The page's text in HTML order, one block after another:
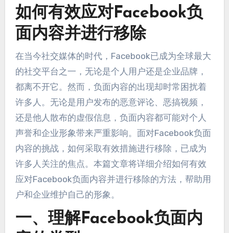
如何有效应对Facebook负
面内容并进行移除
在当今社交媒体的时代，Facebook已成为全球最大
的社交平台之一，无论是个人用户还是企业品牌，
都离不开它。然而，负面内容的出现却时常困扰着
许多人。无论是用户发布的恶意评论、恶搞视频，
还是他人散布的虚假信息，负面内容都可能对个人
声誉和企业形象带来严重影响。面对Facebook负面
内容的挑战，如何采取有效措施进行移除，已成为
许多人关注的焦点。本篇文章将详细介绍如何有效
应对Facebook负面内容并进行移除的方法，帮助用
户和企业维护自己的形象。
一、理解Facebook负面内